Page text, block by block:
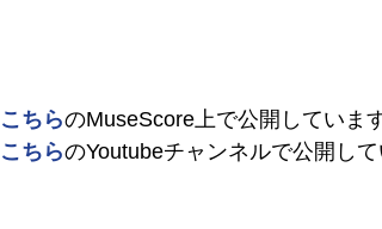
こちらのMuseScore上で公開しています
こちらのYoutubeチャンネルで公開して